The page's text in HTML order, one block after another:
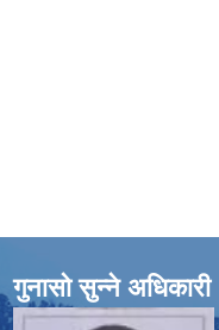
गुनासो सुन्ने अधिकारी